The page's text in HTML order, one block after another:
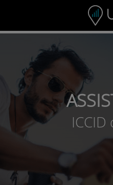
Barra di